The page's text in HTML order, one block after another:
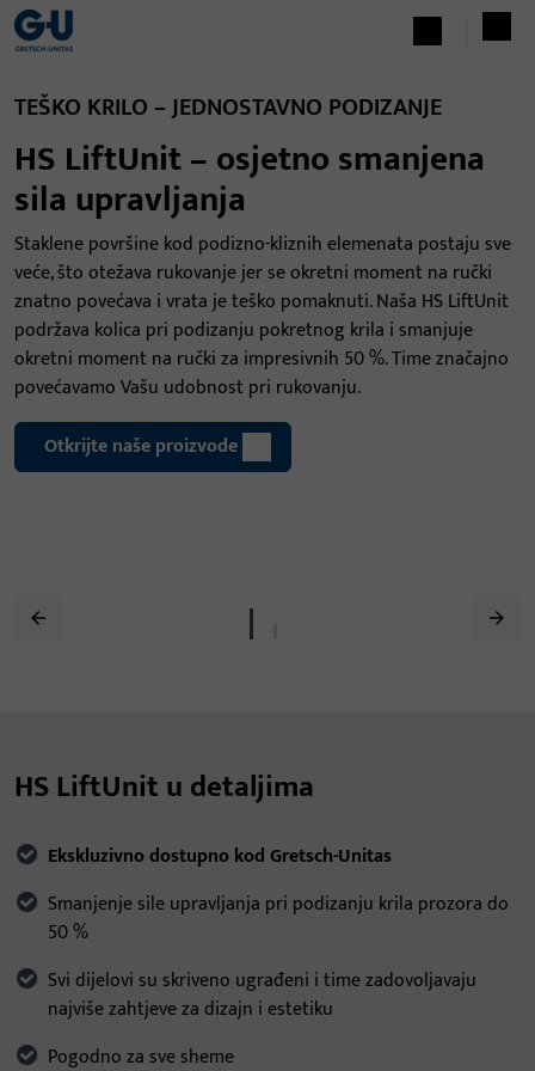
TEŠKO KRILO – JEDNOSTAVNO PODIZANJE
HS LiftUnit – osjetno smanjena
sila upravljanja
Staklene površine kod podizno-kliznih elemenata postaju sve
veće, što otežava rukovanje jer se okretni moment na ručki
znatno povećava i vrata je teško pomaknuti. Naša HS LiftUnit
podržava kolica pri podizanju pokretnog krila i smanjuje
okretni moment na ručki za impresivnih 50 %. Time značajno
povećavamo Vašu udobnost pri rukovanju.
Otkrijte naše proizvode
HS LiftUnit u detaljima
Ekskluzivno dostupno kod Gretsch-Unitas
Smanjenje sile upravljanja pri podizanju krila prozora do
50 %
Svi dijelovi su skriveno ugrađeni i time zadovoljavaju
najviše zahtjeve za dizajn i estetiku
Pogodno za sve sheme